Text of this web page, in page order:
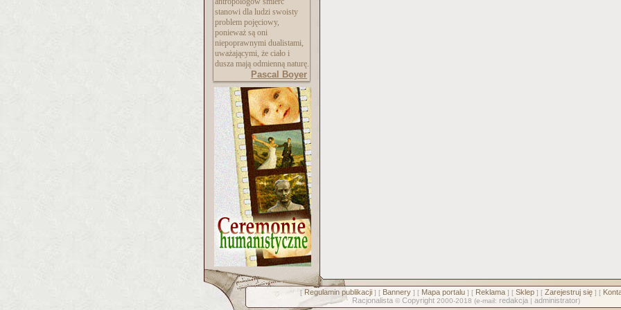
stanowi dla ludzi swoisty
problem pojęciowy,
ponieważ są oni
niepoprawnymi dualistami,
uważającymi, że ciało i
dusza mają odmienną naturę.
Pascal Boyer
[ Regulamin publikacji] [ Bannery] [ Mapa portalu] [ Reklama] [ Sklep] [ Zarejestruj się] [
Racjonalista © Copyright 2000-2018 (e-mail: redakcja | administrator)